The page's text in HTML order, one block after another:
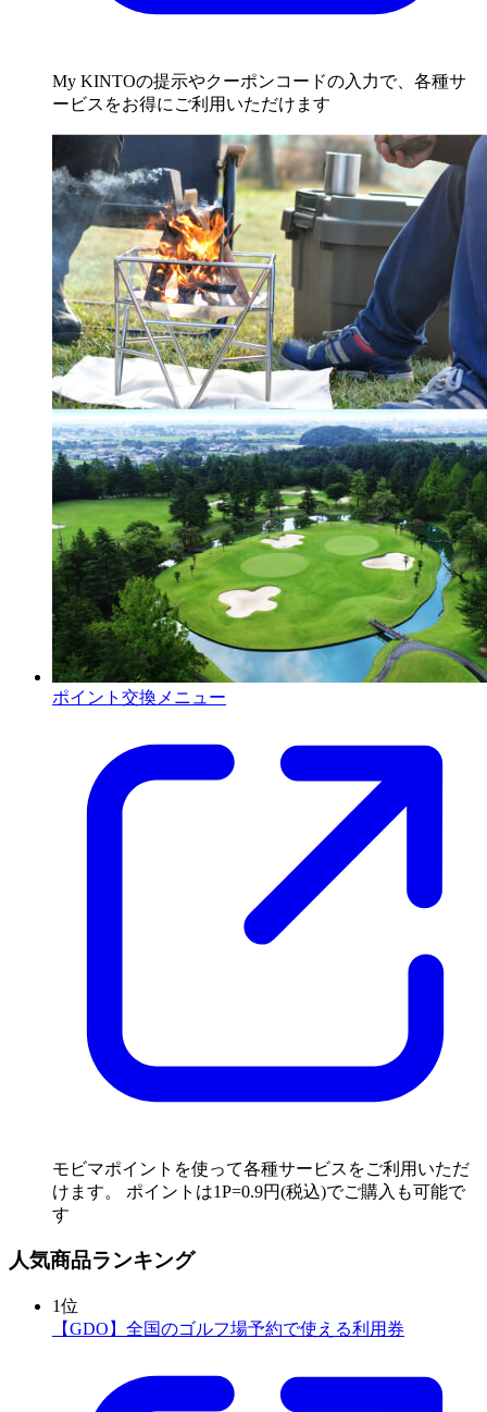
My KINTOの提示やクーポンコードの入力で、各種サ
ービスをお得にご利用いただけます
ポイント交換メニュー
モビマポイントを使って各種サービスをご利用いただ
けます。 ポイントは1P=0.9円(税込)でご購入も可能で
す
人気商品ランキング
1位
【GDO】全国のゴルフ場予約で使える利用券